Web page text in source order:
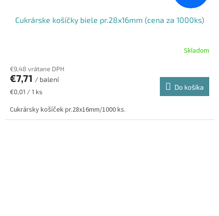
Cukrárske košíčky biele pr.28x16mm (cena za 1000ks)
Skladom
€9,48 vrátane DPH
€7,71 / balení
Jednotková
€0,01 / 1 ks
Do košíka
Cukrársky košíček pr.28x16mm/1000 ks.